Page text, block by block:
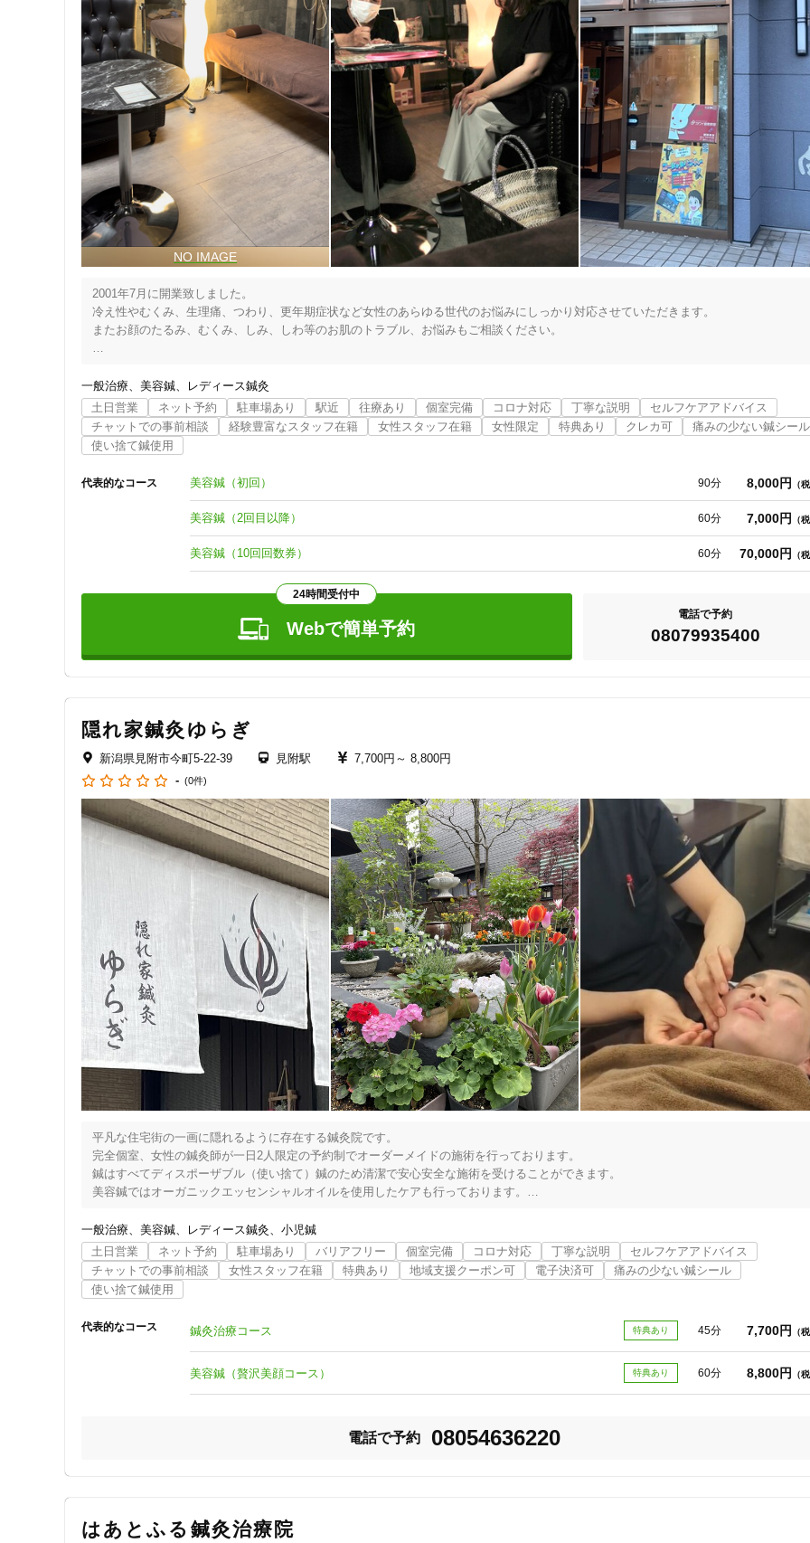
住所 新潟県全域
ジャンル
特徴・キーワード
受付時間の特徴
土日営業 20時以降OK 当日予約
通院手段の特徴
駐車場あり 往療あり
女性向けの特徴
女性スタッフ在籍 女性限定
接客・サービスの特徴
コロナ対応 オンラインサポートあり 丁寧な説明
チャットでの事前相談 カルテ共有 経験豊富なスタッフ在籍
施術の特徴
痛みの少ない鍼シール 使い捨て鍼使用 トライアルコースあり
支払いに関する特徴
特典あり 保険適用の相談可 地域支援クーポン可
クレカ可
キーワード
検索結果を見る
2001年7月に開業致しました。
冷え性やむくみ、生理痛、つわり、更年期症状など女性のあらゆる世代のお悩みにしっかり対応させていただきます。
またお顔のたるみ、むくみ、しみ、しわ等のお肌のトラブル、お悩みもご相談ください。
2024年7月9日より当院は移転致しました。
【新店舗】
新潟県長岡市城岡1-7-28
SHIRONEYAビル2F
080-7993-5400
※ キャンセルポリシー（必ずお読みください）
当院は、お一人おひとりとのお時間を大切にし、
ご予約の変更・キャンセルは、できる限り3日前までにご連絡をお願いいたします。
前日からのキャンセル（当日の無断キャンセルも含む）：施術料の100％
回数券の場合は一回分消化させていただきます。
サブスク会員の方は一回分のみ当月に繰越可能です。
※初回は確認の上、柔軟に対応させていただきます（当月内に振替できる場合はこの限りではありません）
有効期間の切れた回数券やサービスチケットはいかなる場合もご利用いただけません。
またご本人さまのみご利用可能です（ご家族への譲渡は不可）
度重なるキャンセル、変更は他の患者さまに大変ご迷惑となります。悪質な場合は今後当院でのご予約をお取りする事はご遠慮させてい
ただきます。
※ 営業は一切お断り致します。
治療院に押しかけてこられたり資料を送りつけられたり等大変迷惑です。
一般治療 美容鍼
レディース鍼灸
土日営業
ネット予約 駐車場あり 駅近 往療あり 個室完備 コロナ対応 丁寧な説明
セルフケアアドバイス
チャットでの事前相談
経験豊富なスタッフ在籍 女性スタッフ在籍 女性限定 特典あり クレカ可
痛みの少ない鍼シール
使い捨て鍼使用
代表的なコース 美容鍼（初回） 90分 8,000円 （
美容鍼（2回目以降） 60分 7,000円 （
美容鍼（10回回数券） 60分 70,000円 （
24時間受付中
Webで簡単予約
電話で予約
08079935400
隠れ家鍼灸ゆらぎ
新潟県見附市今町5-22-39 見附駅 7,700円～ 8,800円
- (0件)
平凡な住宅街の一画に隠れるように存在する鍼灸院です。
完全個室、女性の鍼灸師が一日2人限定の予約制でオーダーメイドの施術を行っております。
鍼はすべてディスポーザブル（使い捨て）鍼のため清潔で安心安全な施術を受けることができます。
美容鍼ではオーガニックエッセンシャルオイルを使用したケアも行っております。
一般的な鍼灸治療に加え、手足の指先のツボの井穴（せいけつ）に刺激を加えることで、内臓疾患やカラダの痛み、アレルギー症状など
一般治療 美容鍼 レディース鍼灸
小児鍼
土日営業
ネット予約 駐車場あり バリアフリー 個室完備 コロナ対応 丁寧な説明
セルフケアアドバイス
チャットでの事前相談
女性スタッフ在籍 特典あり 地域支援クーポン可 電子決済可
痛みの少ない鍼シール
使い捨て鍼使用
代表的なコース 鍼灸治療コース 特典あり 45分 7,700円 （
美容鍼（贅沢美顔コース） 特典あり 60分 8,800円 （
電話で予約 08054636220
はあとふる鍼灸治療院